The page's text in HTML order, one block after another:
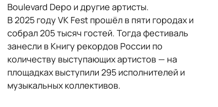
Boulevard Depo и другие артисты.
В 2025 году VK Fest прошёл в пяти городах и
собрал 205 тысяч гостей. Тогда фестиваль
занесли в Книгу рекордов России по
количеству выступающих артистов — на
площадках выступили 295 исполнителей и
музыкальных коллективов.